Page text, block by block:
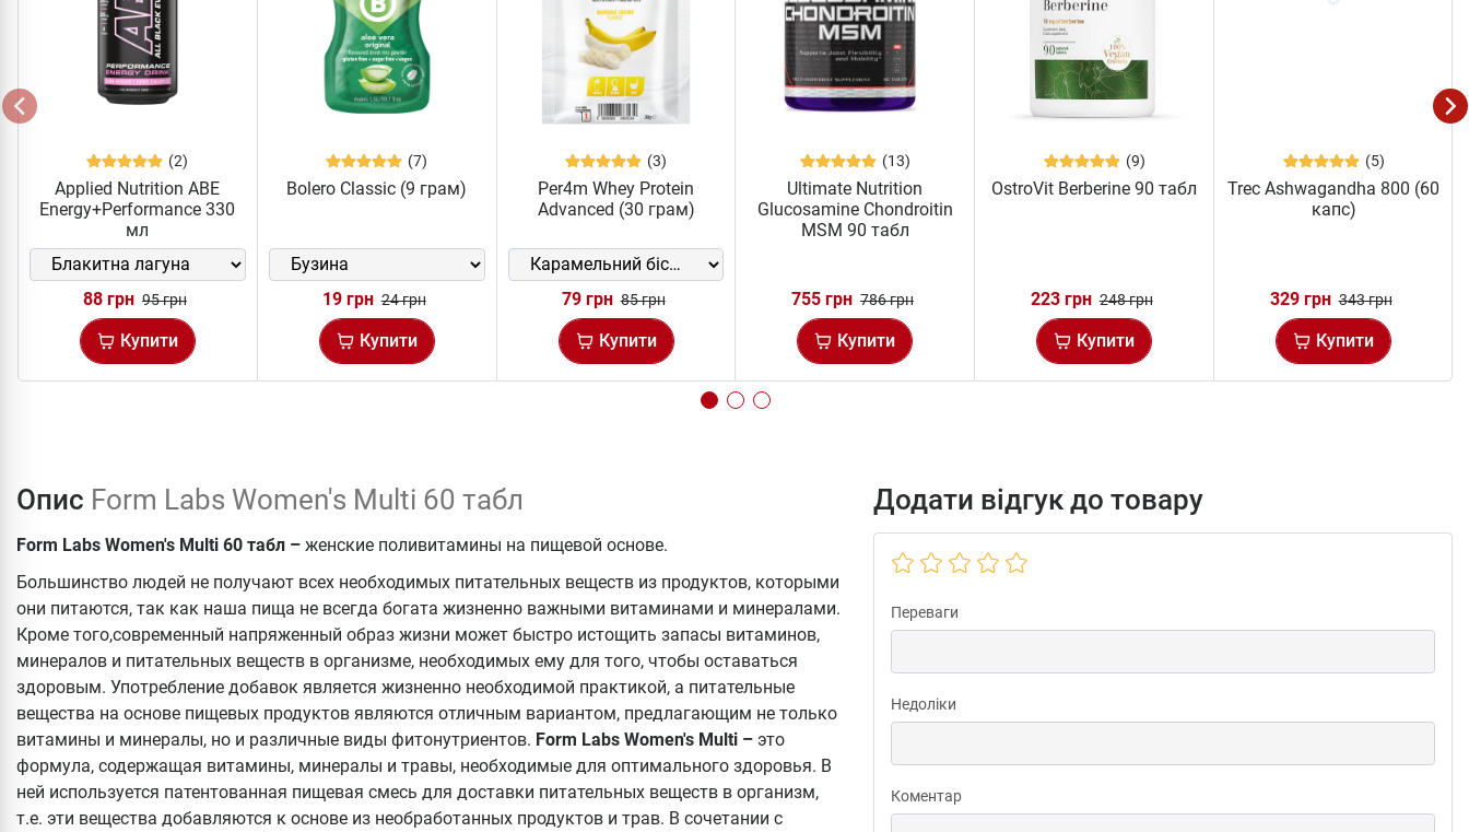
(2)
Applied Nutrition ABE
Energy+Performance 330
мл
88 грн 95 грн
Купити
(7)
Bolero Classic (9 грам)
19 грн 24 грн
Купити
(3)
Per4m Whey Protein
Advanced (30 грам)
79 грн 85 грн
Купити
(13)
Ultimate Nutrition
Glucosamine Chondroitin
MSM 90 табл
755 грн 786 грн
Купити
(9)
OstroVit Berberine 90 табл
223 грн 248 грн
Купити
(5)
Trec Ashwagandha 800 (60
капс)
329 грн 343 грн
Купити
Опис Form Labs Women's Multi 60 табл
Form Labs Women's Multi 60 табл – женские поливитамины на пищевой основе.
Большинство людей не получают всех необходимых питательных веществ из продуктов, которыми
они питаются, так как наша пища не всегда богата жизненно важными витаминами и минералами.
Кроме того,современный напряженный образ жизни может быстро истощить запасы витаминов,
минералов и питательных веществ в организме, необходимых ему для того, чтобы оставаться
здоровым. Употребление добавок является жизненно необходимой практикой, а питательные
вещества на основе пищевых продуктов являются отличным вариантом, предлагающим не только
витамины и минералы, но и различные виды фитонутриентов. Form Labs Women's Multi – это
формула, содержащая витамины, минералы и травы, необходимые для оптимального здоровья. В
ней используется патентованная пищевая смесь для доставки питательных веществ в организм,
т.е. эти вещества добавляются к основе из необработанных продуктов и трав. В сочетании с
Додати відгук до товару
Переваги
Недоліки
Коментар